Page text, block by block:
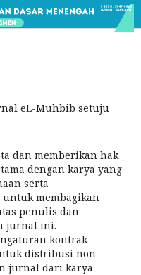
eL-Muhbib setuju
dan memberikan hak
dengan karya yang
serta
membagikan
penulis dan
jurnal ini.
kontrak
distribusi non-
jurnal dari karya